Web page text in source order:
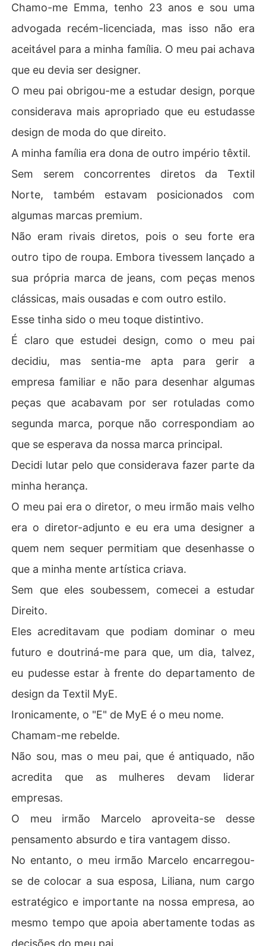
Chamo-me Emma, tenho 23 anos e sou uma
advogada recém-licenciada, mas isso não era
aceitável para a minha família. O meu pai achava
que eu devia ser designer.
O meu pai obrigou-me a estudar design, porque
considerava mais apropriado que eu estudasse
design de moda do que direito.
A minha família era dona de outro império têxtil.
Sem serem concorrentes diretos da Textil
Norte, também estavam posicionados com
algumas marcas premium.
Não eram rivais diretos, pois o seu forte era
outro tipo de roupa. Embora tivessem lançado a
sua própria marca de jeans, com peças menos
clássicas, mais ousadas e com outro estilo.
Esse tinha sido o meu toque distintivo.
É claro que estudei design, como o meu pai
decidiu, mas sentia-me apta para gerir a
empresa familiar e não para desenhar algumas
peças que acabavam por ser rotuladas como
segunda marca, porque não correspondiam ao
que se esperava da nossa marca principal.
Decidi lutar pelo que considerava fazer parte da
minha herança.
O meu pai era o diretor, o meu irmão mais velho
era o diretor-adjunto e eu era uma designer a
quem nem sequer permitiam que desenhasse o
que a minha mente artística criava.
Sem que eles soubessem, comecei a estudar
Direito.
Eles acreditavam que podiam dominar o meu
futuro e doutriná-me para que, um dia, talvez,
eu pudesse estar à frente do departamento de
design da Textil MyE.
Ironicamente, o "E" de MyE é o meu nome.
Chamam-me rebelde.
Não sou, mas o meu pai, que é antiquado, não
acredita que as mulheres devam liderar
empresas.
O meu irmão Marcelo aproveita-se desse
pensamento absurdo e tira vantagem disso.
No entanto, o meu irmão Marcelo encarregou-
se de colocar a sua esposa, Liliana, num cargo
estratégico e importante na nossa empresa, ao
mesmo tempo que apoia abertamente todas as
decisões do meu pai.